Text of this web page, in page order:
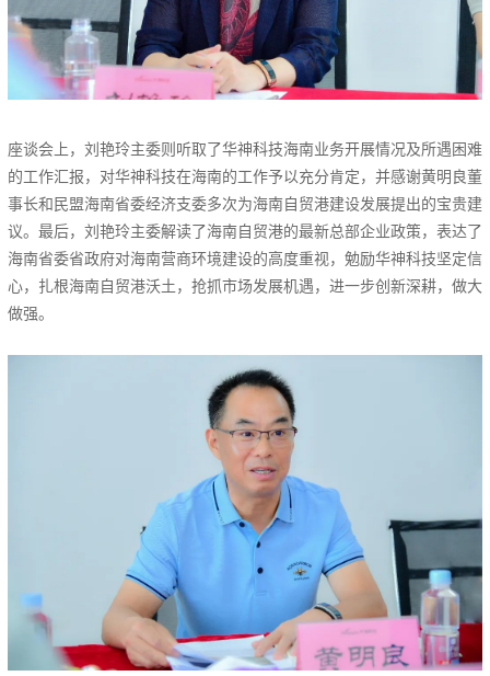
座谈会上，刘艳玲主委则听取了华神科技海南业务开展情况及所遇困难
的工作汇报，对华神科技在海南的工作予以充分肯定，并感谢黄明良董
事长和民盟海南省委经济支委多次为海南自贸港建设发展提出的宝贵建
议。最后，刘艳玲主委解读了海南自贸港的最新总部企业政策，表达了
海南省委省政府对海南营商环境建设的高度重视，勉励华神科技坚定信
心，扎根海南自贸港沃土，抢抓市场发展机遇，进一步创新深耕，做大
做强。